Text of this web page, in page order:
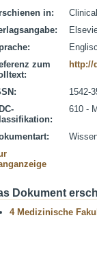
in:
zum
http://
1542-
610 -
Dokument
4 Medizinische